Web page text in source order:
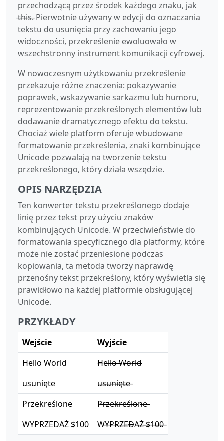
przechodzącą przez środek każdego znaku, jak
t̶h̶i̶s̶. Pierwotnie używany w edycji do oznaczania
tekstu do usunięcia przy zachowaniu jego
widoczności, przekreślenie ewoluowało w
wszechstronny instrument komunikacji cyfrowej.
W nowoczesnym użytkowaniu przekreślenie
przekazuje różne znaczenia: pokazywanie
poprawek, wskazywanie sarkazmu lub humoru,
reprezentowanie przekreślonych elementów lub
dodawanie dramatycznego efektu do tekstu.
Chociaż wiele platform oferuje wbudowane
formatowanie przekreślenia, znaki kombinujące
Unicode pozwalają na tworzenie tekstu
przekreślonego, który działa wszędzie.
OPIS NARZĘDZIA
Ten konwerter tekstu przekreślonego dodaje
linię przez tekst przy użyciu znaków
kombinujących Unicode. W przeciwieństwie do
formatowania specyficznego dla platformy, które
może nie zostać przeniesione podczas
kopiowania, ta metoda tworzy naprawdę
przenośny tekst przekreślony, który wyświetla się
prawidłowo na każdej platformie obsługującej
Unicode.
PRZYKŁADY
Wejście
Wyjście
Hello World
H̶e̶l̶l̶o̶ ̶W̶o̶r̶l̶d̶
usunięte
u̶s̶u̶n̶i̶ę̶t̶e̶
Przekreślone
P̶r̶z̶e̶k̶r̶e̶ś̶l̶o̶n̶e̶
WYPRZEDAŻ $100
W̶Y̶P̶R̶Z̶E̶D̶A̶Ż̶ ̶$̶1̶0̶0̶